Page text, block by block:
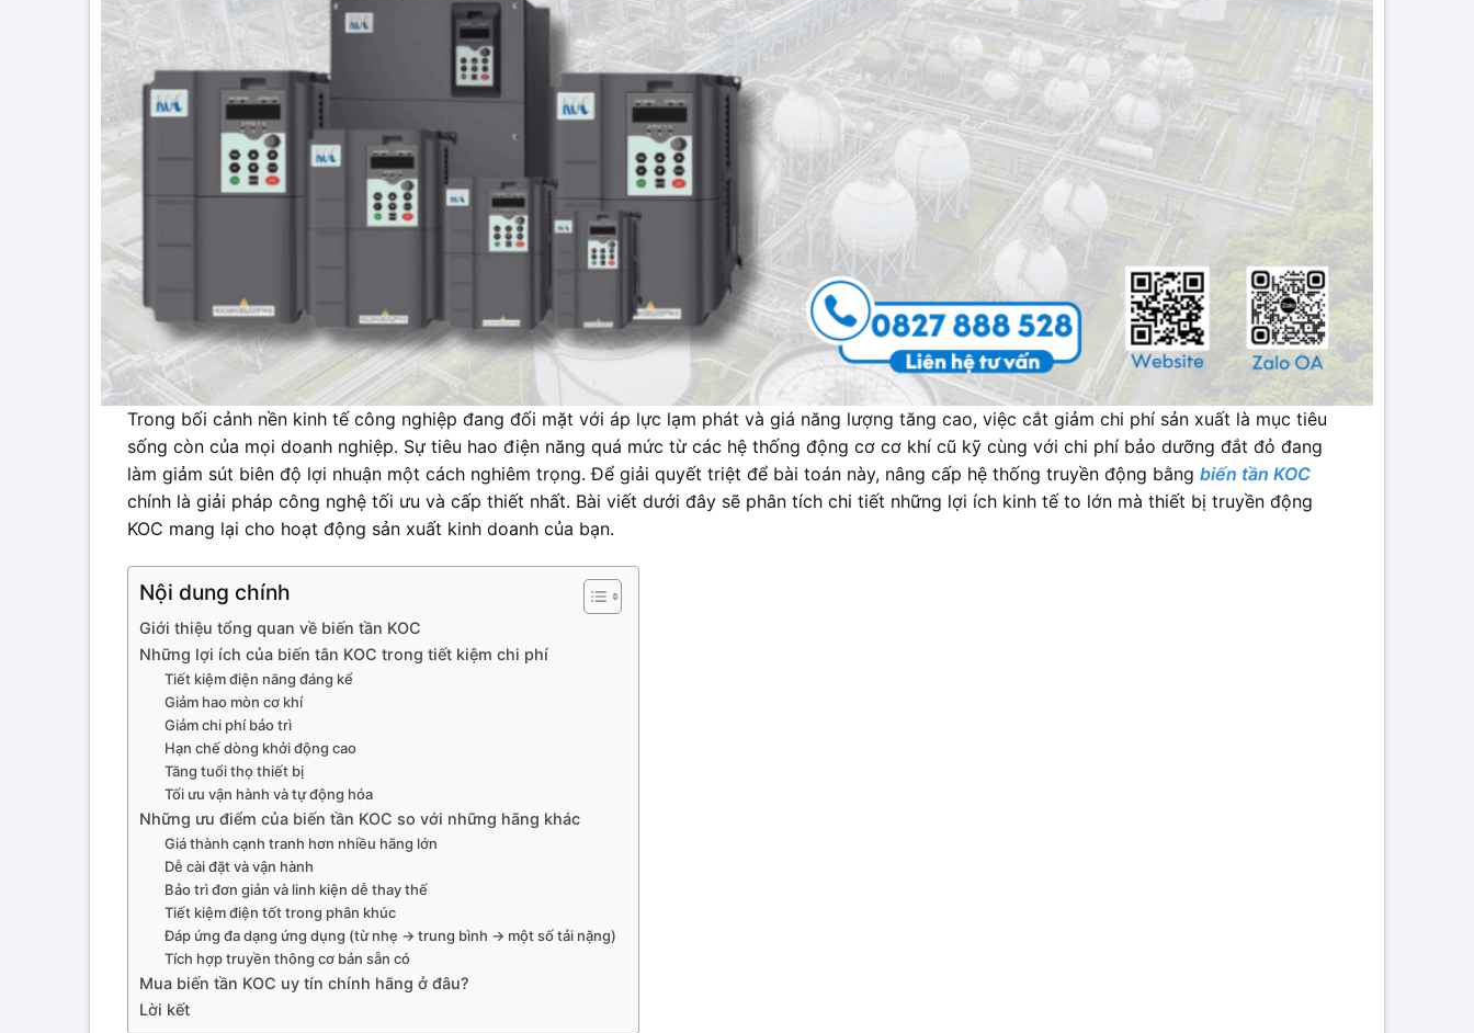
Trong bối cảnh nền kinh tế công nghiệp đang đối mặt với áp lực lạm phát và giá năng lượng tăng cao, việc cắt giảm chi phí sản xuất là mục tiêu
sống còn của mọi doanh nghiệp. Sự tiêu hao điện năng quá mức từ các hệ thống động cơ cơ khí cũ kỹ cùng với chi phí bảo dưỡng đắt đỏ đang
làm giảm sút biên độ lợi nhuận một cách nghiêm trọng. Để giải quyết triệt để bài toán này, nâng cấp hệ thống truyền động bằng biến tần KOC
chính là giải pháp công nghệ tối ưu và cấp thiết nhất. Bài viết dưới đây sẽ phân tích chi tiết những lợi ích kinh tế to lớn mà thiết bị truyền động
KOC mang lại cho hoạt động sản xuất kinh doanh của bạn.
Nội dung chính
Giới thiệu tổng quan về biến tần KOC
Những lợi ích của biến tân KOC trong tiết kiệm chi phí
Tiết kiệm điện năng đáng kể
Giảm hao mòn cơ khí
Giảm chi phí bảo trì
Hạn chế dòng khởi động cao
Tăng tuổi thọ thiết bị
Tối ưu vận hành và tự động hóa
Những ưu điểm của biến tần KOC so với những hãng khác
Giá thành cạnh tranh hơn nhiều hãng lớn
Dễ cài đặt và vận hành
Bảo trì đơn giản và linh kiện dễ thay thế
Tiết kiệm điện tốt trong phân khúc
Đáp ứng đa dạng ứng dụng (từ nhẹ → trung bình → một số tải nặng)
Tích hợp truyền thông cơ bản sẵn có
Mua biến tần KOC uy tín chính hãng ở đâu?
Lời kết